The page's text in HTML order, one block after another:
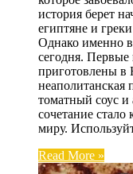
история берет
египтяне и
Однако именно
сегодня.
приготовлены в
неаполитанская
томатный соус
сочетание
миру.
Read More »